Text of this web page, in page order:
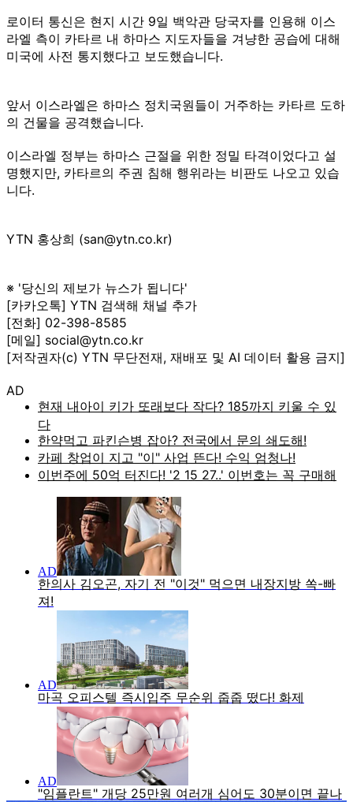
로이터 통신은 현지 시간 9일 백악관 당국자를 인용해 이스
라엘 측이 카타르 내 하마스 지도자들을 겨냥한 공습에 대해
미국에 사전 통지했다고 보도했습니다.
앞서 이스라엘은 하마스 정치국원들이 거주하는 카타르 도하
의 건물을 공격했습니다.
이스라엘 정부는 하마스 근절을 위한 정밀 타격이었다고 설
명했지만, 카타르의 주권 침해 행위라는 비판도 나오고 있습
니다.
YTN 홍상희 (san@ytn.co.kr)
※ '당신의 제보가 뉴스가 됩니다'
[카카오톡] YTN 검색해 채널 추가
[전화] 02-398-8585
[메일] social@ytn.co.kr
[저작권자(c) YTN 무단전재, 재배포 및 AI 데이터 활용 금지]
AD